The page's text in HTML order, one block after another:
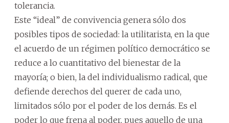
tolerancia.
Este “ideal” de convivencia genera sólo dos
posibles tipos de sociedad: la utilitarista, en la que
el acuerdo de un régimen político democrático se
reduce a lo cuantitativo del bienestar de la
mayoría; o bien, la del individualismo radical, que
defiende derechos del querer de cada uno,
limitados sólo por el poder de los demás. Es el
poder lo que frena al poder, pues aquello de una